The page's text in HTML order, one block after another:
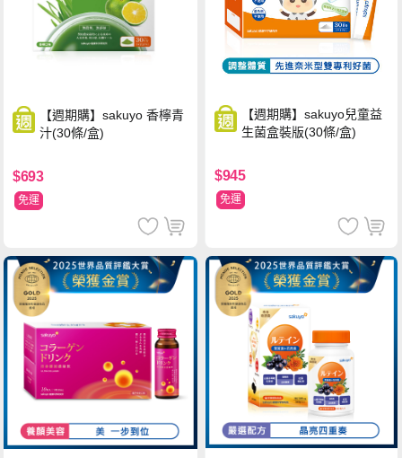
【週期購】sakuyo 香檸青
汁(30條/盒)
$693
免運
【週期購】sakuyo兒童益
生菌盒裝版(30條/盒)
$945
免運